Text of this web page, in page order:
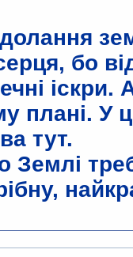
бо
плані. У
тут.
Землі